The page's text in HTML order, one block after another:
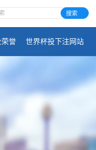
搜索
誉 世界杯投下注网站